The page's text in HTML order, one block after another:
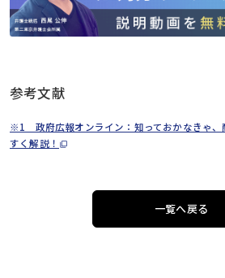
参考文献
※1 政府広報オンライン：知っておかなきゃ、
すく解説！
一覧へ戻る